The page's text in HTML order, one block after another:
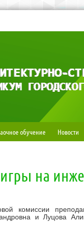
обучение Новости
на
комиссии
и Луцова